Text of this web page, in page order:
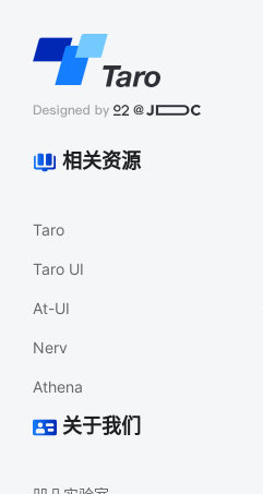
相关资源
Taro
Taro UI
At-UI
Nerv
Athena
关于我们